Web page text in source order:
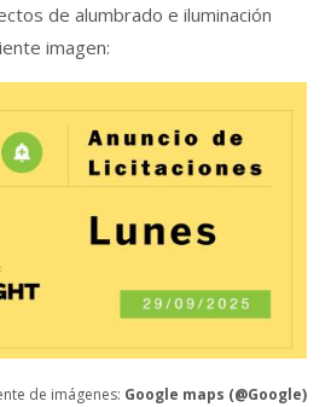
de alumbrado e iluminación
imagen:
de imágenes: Google maps (@Google)